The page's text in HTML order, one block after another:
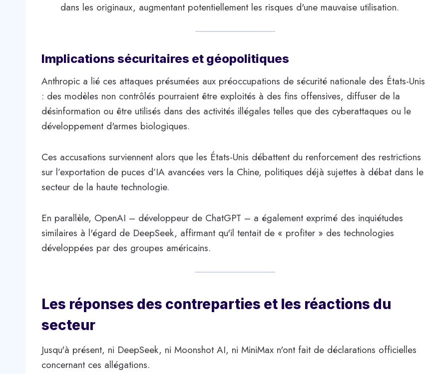
dans les originaux, augmentant potentiellement les risques d'une mauvaise utilisation.
Implications sécuritaires et géopolitiques
Anthropic a lié ces attaques présumées aux préoccupations de sécurité nationale des États-Unis
: des modèles non contrôlés pourraient être exploités à des fins offensives, diffuser de la
désinformation ou être utilisés dans des activités illégales telles que des cyberattaques ou le
développement d'armes biologiques.
Ces accusations surviennent alors que les États-Unis débattent du renforcement des restrictions
sur l’exportation de puces d’IA avancées vers la Chine, politiques déjà sujettes à débat dans le
secteur de la haute technologie.
En parallèle, OpenAI – développeur de ChatGPT – a également exprimé des inquiétudes
similaires à l'égard de DeepSeek, affirmant qu'il tentait de « profiter » des technologies
développées par des groupes américains.
Les réponses des contreparties et les réactions du
secteur
Jusqu'à présent, ni DeepSeek, ni Moonshot AI, ni MiniMax n'ont fait de déclarations officielles
concernant ces allégations.